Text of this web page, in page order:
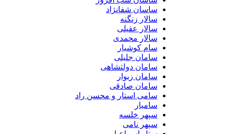
ساسان شفانژاد
سالار زنگنه
سالار عقیلی
سالار محمدی
سام کوشیار
سامان جلیلی
سامان دولتشاهی
سامان زیوار
سامان صادقی
سامی استار و محسن راد
سامیار
سپهر خلسه
سپهر نامی